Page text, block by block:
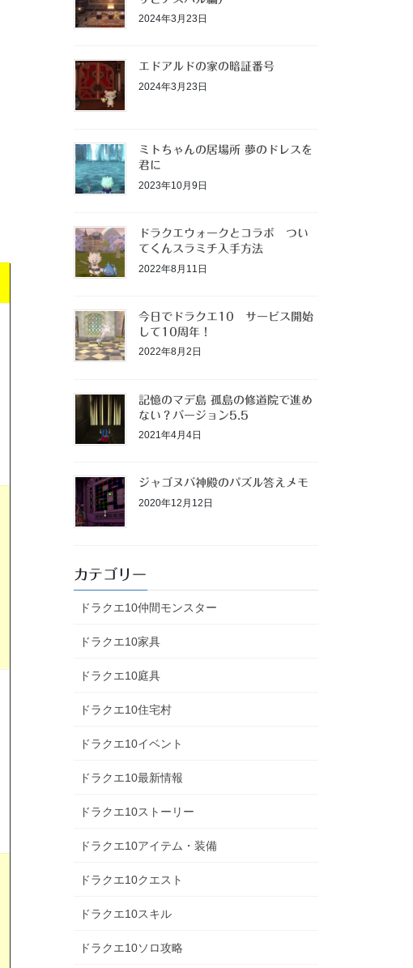
2024年3月23日
エドアルドの家の暗証番号
2024年3月23日
ミトちゃんの居場所 夢のドレスを
君に
2023年10月9日
ドラクエウォークとコラボ つい
てくんスラミチ入手方法
2022年8月11日
今日でドラクエ10 サービス開始
して10周年！
2022年8月2日
記憶のマデ島 孤島の修道院で進め
ない？バージョン5.5
2021年4月4日
ジャゴヌバ神殿のパズル答えメモ
2020年12月12日
カテゴリー
ドラクエ10仲間モンスター
ドラクエ10家具
ドラクエ10庭具
ドラクエ10住宅村
ドラクエ10イベント
ドラクエ10最新情報
ドラクエ10ストーリー
ドラクエ10アイテム・装備
ドラクエ10クエスト
ドラクエ10スキル
ドラクエ10ソロ攻略